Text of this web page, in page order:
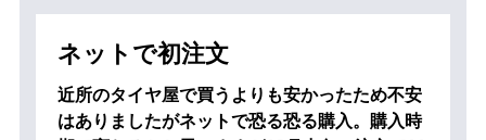
ネットで初注文
近所のタイヤ屋で買うよりも安かったため不安
はありましたがネットで恐る恐る購入。購入時